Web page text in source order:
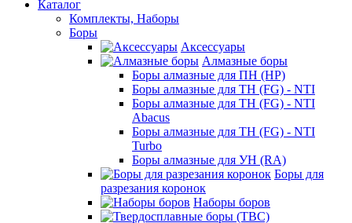
Каталог
Комплекты, Наборы
Боры
Аксессуары
Алмазные боры
Боры алмазные для ПН (HP)
Боры алмазные для ТН (FG) - NTI
Боры алмазные для ТН (FG) - NTI
Abacus
Боры алмазные для ТН (FG) - NTI
Turbo
Боры алмазные для УН (RA)
Боры для
разрезания коронок
Наборы боров